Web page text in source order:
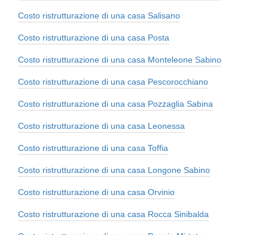
Costo ristrutturazione di una casa Salisano
Costo ristrutturazione di una casa Posta
Costo ristrutturazione di una casa Monteleone Sabino
Costo ristrutturazione di una casa Pescorocchiano
Costo ristrutturazione di una casa Pozzaglia Sabina
Costo ristrutturazione di una casa Leonessa
Costo ristrutturazione di una casa Toffia
Costo ristrutturazione di una casa Longone Sabino
Costo ristrutturazione di una casa Orvinio
Costo ristrutturazione di una casa Rocca Sinibalda